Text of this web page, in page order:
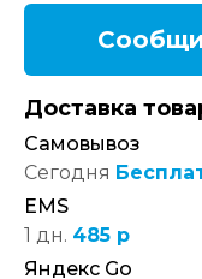
Доставка
Самовывоз
Сегодня
EMS
1 дн. 485 р
Яндекс Go